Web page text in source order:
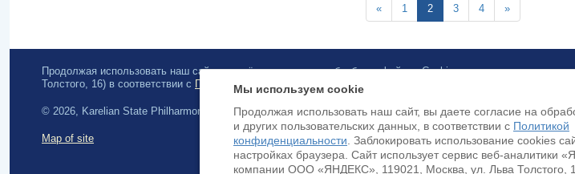
« 1 2 3 4 »
Продолжая использовать наш сайт, вы даёте согласие на обработку файлов Cookies и использование
Толстого, 16) в соответствии с Политикой конфиденциальности .
© 2026, Karelian State Philharmonic
Map of site
Payment by credit cards available
Мы используем cookie
Продолжая использовать наш сайт, вы даете согласие на
и других пользовательских данных, в соответствии с Политикой
конфиденциальности . Заблокировать использование cookies
настройках браузера. Cайт использует сервис веб-аналитики
компании ООО «ЯНДЕКС», 119021, Москва, ул. Льва Толстого,